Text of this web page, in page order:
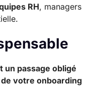
RH, managers
un passage obligé
votre onboarding